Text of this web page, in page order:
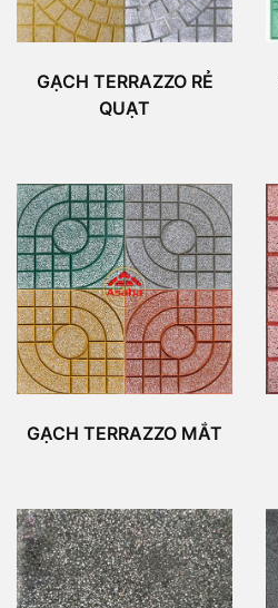
GẠCH TERRAZZO RẺ
QUẠT
GẠCH TERRAZZO MẮT